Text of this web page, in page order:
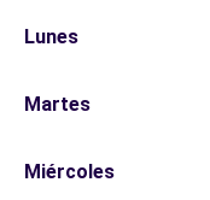
Lunes
Martes
Miércoles